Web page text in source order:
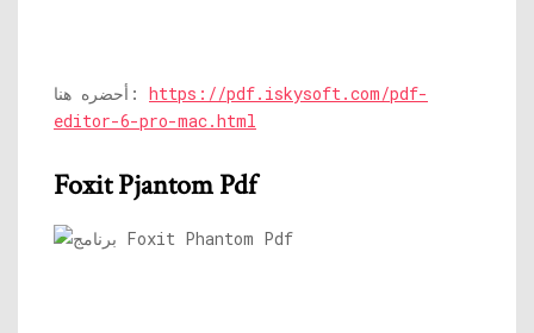
أحضره هنا: https://pdf.iskysoft.com/pdf-
editor-6-pro-mac.html
Foxit Pjantom Pdf